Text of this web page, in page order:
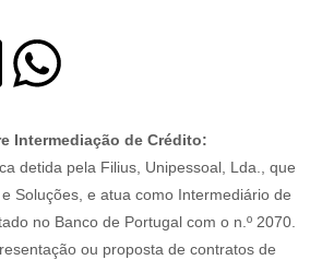
Intermediação de Crédito:
detida pela Filius, Unipessoal, Lda., que
Soluções, e atua como Intermediário de
no Banco de Portugal com o n.º 2070.
ou proposta de contratos de